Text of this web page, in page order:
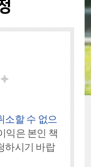
소할 수 없으
익은 본인 책
하시기 바랍